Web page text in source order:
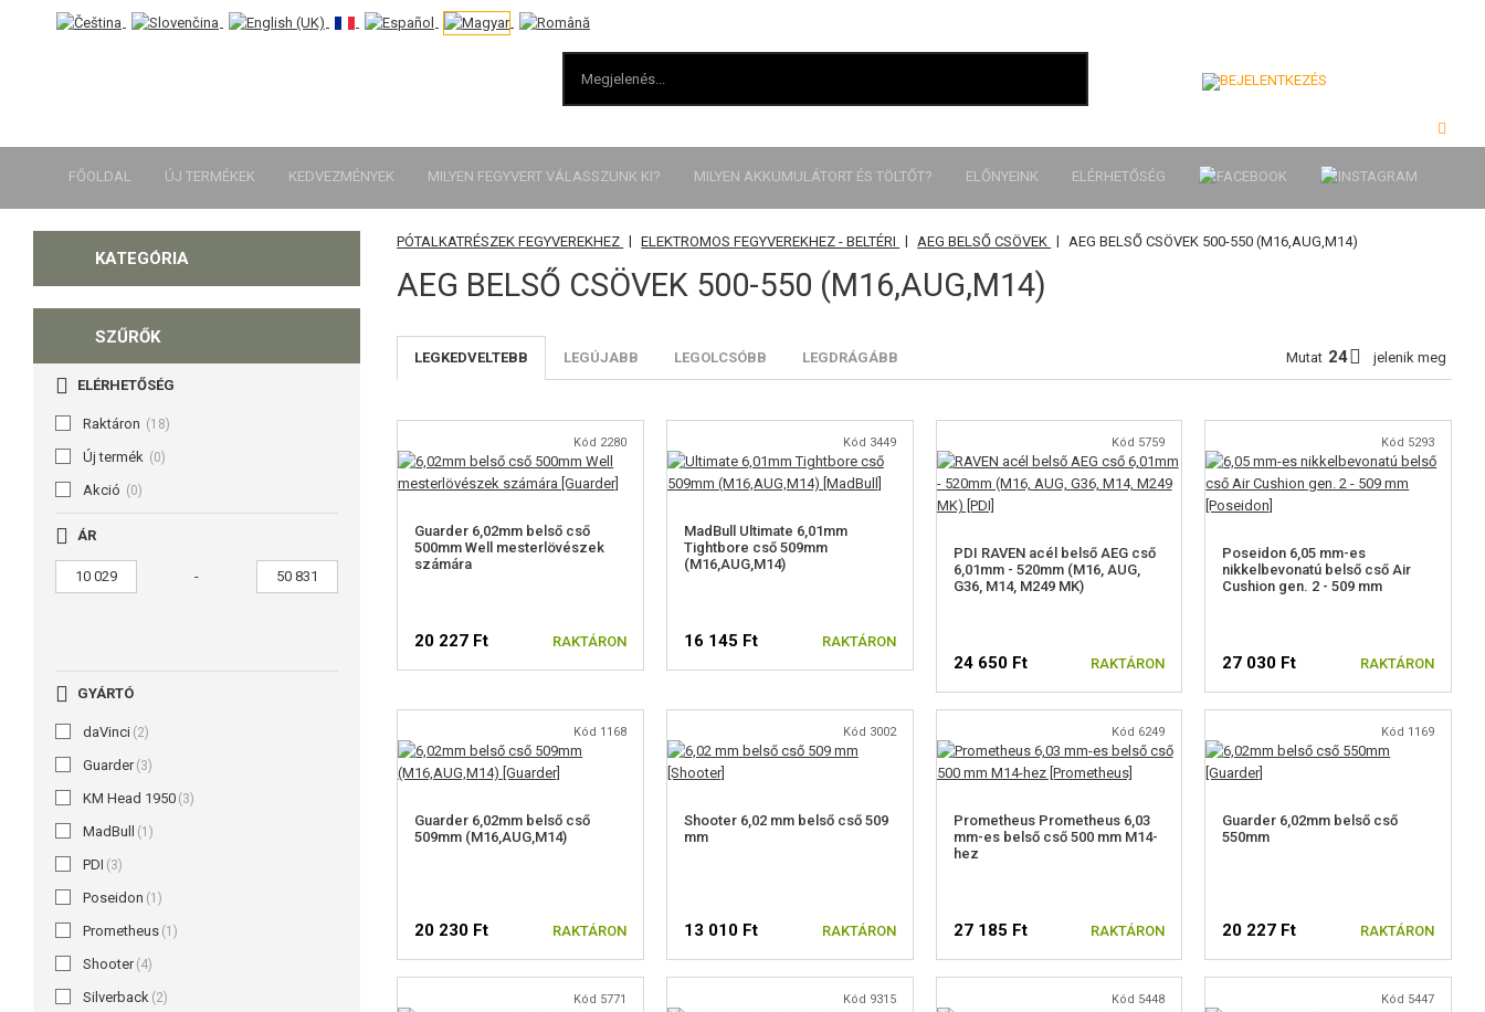
FŐOLDAL ÚJ TERMÉKEK KEDVEZMÉNYEK MILYEN FEGYVERT VÁLASSZUNK KI? MILYEN AKKUMULÁTORT ÉS TÖLTŐT? ELŐNYEINK ELÉRHETŐSÉG
KATEGÓRIA
SZŰRŐK
ELÉRHETŐSÉG
Raktáron (18)
Új termék (0)
Akció (0)
ÁR
-
GYÁRTÓ
daVinci (2)
Guarder (3)
KM Head 1950 (3)
MadBull (1)
PDI (3)
Poseidon (1)
Prometheus (1)
Shooter (4)
Silverback (2)
PÓTALKATRÉSZEK FEGYVEREKHEZ | ELEKTROMOS FEGYVEREKHEZ - BELTÉRI | AEG BELSŐ CSÖVEK | AEG BELSŐ CSÖVEK 500-550 (M16,AUG,M14)
AEG BELSŐ CSÖVEK 500-550 (M16,AUG,M14)
Mutat jelenik meg
LEGKEDVELTEBB LEGÚJABB LEGOLCSÓBB LEGDRÁGÁBB
Kód 2280
Guarder 6,02mm belső cső
500mm Well mesterlövészek
számára
20 227 Ft RAKTÁRON
Kód 3449
MadBull Ultimate 6,01mm
Tightbore cső 509mm
(M16,AUG,M14)
16 145 Ft RAKTÁRON
Kód 5759
PDI RAVEN acél belső AEG cső
6,01mm - 520mm (M16, AUG,
G36, M14, M249 MK)
24 650 Ft RAKTÁRON
Kód 5293
Poseidon 6,05 mm-es
nikkelbevonatú belső cső Air
Cushion gen. 2 - 509 mm
27 030 Ft RAKTÁRON
Kód 1168
Guarder 6,02mm belső cső
509mm (M16,AUG,M14)
20 230 Ft RAKTÁRON
Kód 3002
Shooter 6,02 mm belső cső 509
mm
13 010 Ft RAKTÁRON
Kód 6249
Prometheus Prometheus 6,03
mm-es belső cső 500 mm M14-
hez
27 185 Ft RAKTÁRON
Kód 1169
Guarder 6,02mm belső cső
550mm
20 227 Ft RAKTÁRON
Kód 5771 Kód 9315 Kód 5448 Kód 5447